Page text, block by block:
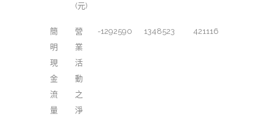
(元)
簡
明
現
金
流
量
營
業
活
動
之
淨
-1292590 1348523 421116